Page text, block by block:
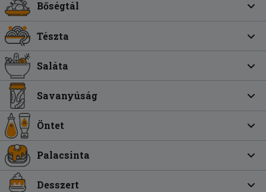
Bőségtál
Tészta
Saláta
Savanyúság
Öntet
Palacsinta
Desszert